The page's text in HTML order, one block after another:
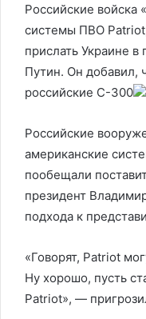
Российские войска
системы ПВО
прислать Украине
Путин. Он добавил,
российские С-300
Российские
американские
пообещали
президент
подхода к
«Говорят, Patriot
Ну хорошо, пусть
Patriot», —